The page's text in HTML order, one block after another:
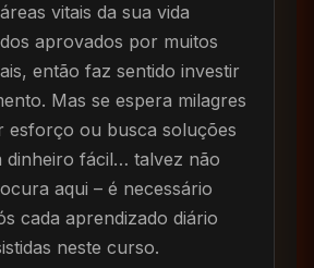
vitais da sua vida
aprovados por muitos
então faz sentido investir
Mas se espera milagres
esforço ou busca soluções
dinheiro fácil… talvez não
aqui – é necessário
cada aprendizado diário
neste curso.